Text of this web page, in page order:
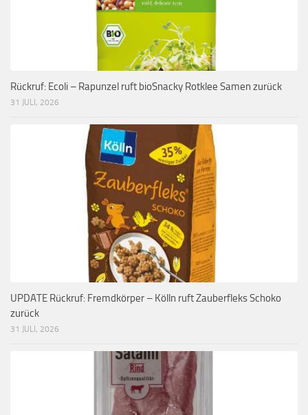
Rückruf: Ecoli – Rapunzel ruft bioSnacky Rotklee Samen zurück
31 JULI, 2026
UPDATE Rückruf: Fremdkörper – Kölln ruft Zauberfleks Schoko
zurück
31 JULI, 2026